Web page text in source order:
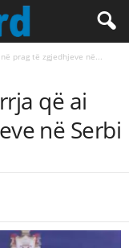
prag të zgjedhjeve në...
që ai
në Serbi